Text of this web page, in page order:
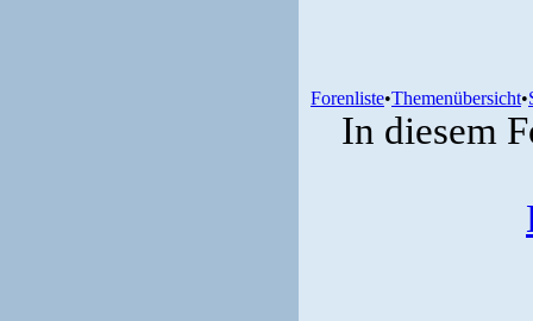
Forenliste•Themenübersicht•
In diesem